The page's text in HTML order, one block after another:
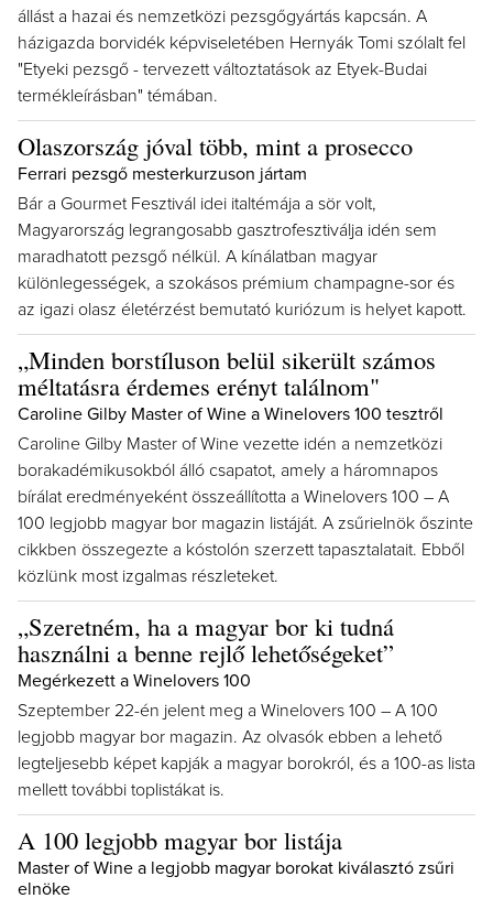
állást a hazai és nemzetközi pezsgőgyártás kapcsán. A
házigazda borvidék képviseletében Hernyák Tomi szólalt fel
"Etyeki pezsgő - tervezett változtatások az Etyek-Budai
termékleírásban" témában.
Olaszország jóval több, mint a prosecco
Ferrari pezsgő mesterkurzuson jártam
Bár a Gourmet Fesztivál idei italtémája a sör volt,
Magyarország legrangosabb gasztrofesztiválja idén sem
maradhatott pezsgő nélkül. A kínálatban magyar
különlegességek, a szokásos prémium champagne-sor és
az igazi olasz életérzést bemutató kuriózum is helyet kapott.
„Minden borstíluson belül sikerült számos
méltatásra érdemes erényt találnom"
Caroline Gilby Master of Wine a Winelovers 100 tesztről
Caroline Gilby Master of Wine vezette idén a nemzetközi
borakadémikusokból álló csapatot, amely a háromnapos
bírálat eredményeként összeállította a Winelovers 100 – A
100 legjobb magyar bor magazin listáját. A zsűrielnök őszinte
cikkben összegezte a kóstolón szerzett tapasztalatait. Ebből
közlünk most izgalmas részleteket.
„Szeretném, ha a magyar bor ki tudná
használni a benne rejlő lehetőségeket”
Megérkezett a Winelovers 100
Szeptember 22-én jelent meg a Winelovers 100 – A 100
legjobb magyar bor magazin. Az olvasók ebben a lehető
legteljesebb képet kapják a magyar borokról, és a 100-as lista
mellett további toplistákat is.
A 100 legjobb magyar bor listája
Master of Wine a legjobb magyar borokat kiválasztó zsűri
elnöke